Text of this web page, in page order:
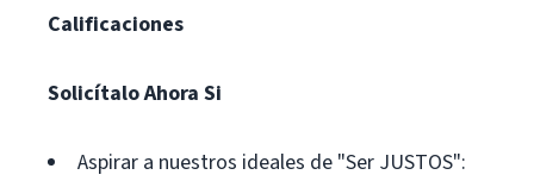
Calificaciones
Solicítalo Ahora Si
Aspirar a nuestros ideales de "Ser JUSTOS":